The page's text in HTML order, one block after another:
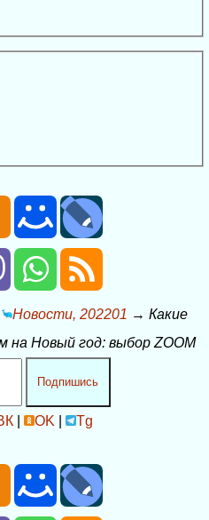
Новости, 202201 → Какие
Новый год: выбор ZOOM
Подпишись
| OK Tg